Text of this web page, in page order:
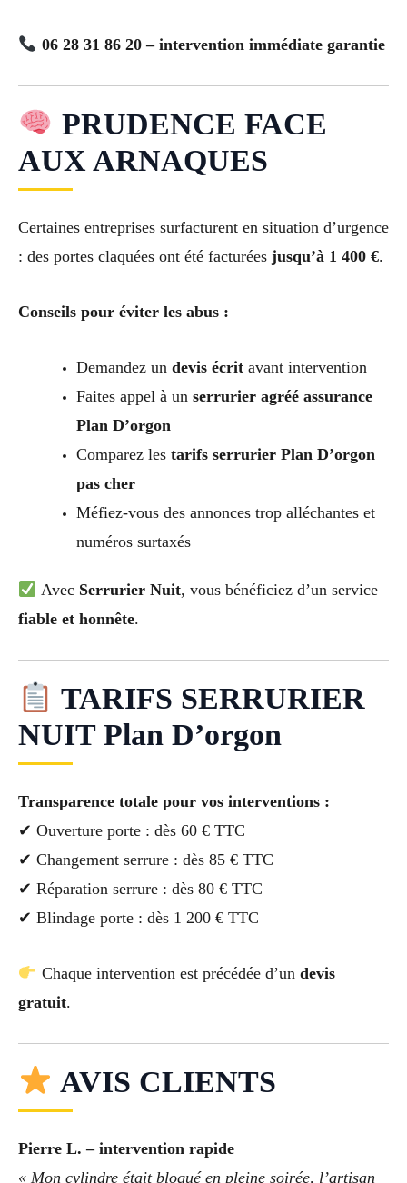
06 28 31 86 20 – intervention immédiate garantie
PRUDENCE FACE
AUX ARNAQUES
Certaines entreprises surfacturent en situation d’urgence
: des portes claquées ont été facturées jusqu’à 1 400 €.
Conseils pour éviter les abus :
Demandez un devis écritavant intervention
Faites appel à un serrurier agréé assurance
Plan D’orgon
Comparez les tarifs serrurier Plan D’orgon
pas cher
Méfiez-vous des annonces trop alléchantes et
numéros surtaxés
Avec Serrurier Nuit, vous bénéficiez d’un service
fiable et honnête.
TARIFS SERRURIER
NUIT Plan D’orgon
Transparence totale pour vos interventions :
✔ Ouverture porte : dès 60 € TTC
✔ Changement serrure : dès 85 € TTC
✔ Réparation serrure : dès 80 € TTC
✔ Blindage porte : dès 1 200 € TTC
Chaque intervention est précédée d’un devis
gratuit.
AVIS CLIENTS
Pierre L. – intervention rapide
« Mon cylindre était bloqué en pleine soirée, l’artisan